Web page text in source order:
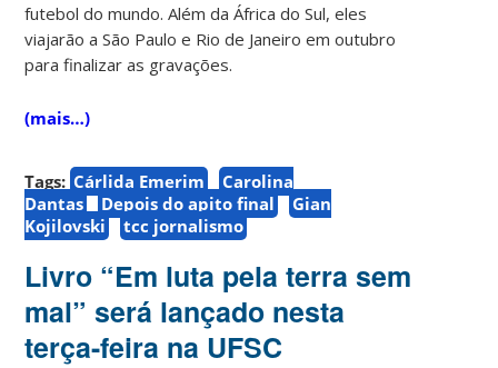
futebol do mundo. Além da África do Sul, eles
viajarão a São Paulo e Rio de Janeiro em outubro
para finalizar as gravações.
(mais…)
Tags: Cárlida Emerim
Carolina
Dantas
Depois do apito final
Gian
Kojilovski
tcc jornalismo
Livro “Em luta pela terra sem
mal” será lançado nesta
terça-feira na UFSC